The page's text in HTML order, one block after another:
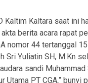
Kaltim Kaltara saat ini
berita acara rapat
nomor 44 tertanggal
Sri Yuliatin SH, M.Kn
sandi
Utama PT CGA,” bunyi